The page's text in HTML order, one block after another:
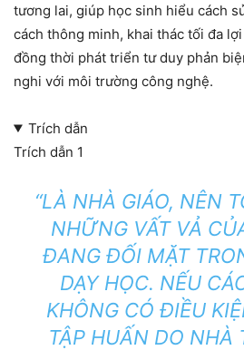
tương lai, giúp học sinh hiểu cách
cách thông minh, khai thác tối đa
đồng thời phát triển tư duy phản
nghi với môi trường công nghệ.
Trích dẫn
Trích dẫn 1
“LÀ NHÀ GIÁO, NÊN
NHỮNG VẤT VẢ
ĐANG ĐỐI MẶT
DẠY HỌC. NẾU
KHÔNG CÓ ĐIỀU
TẬP HUẤN DO NHÀ